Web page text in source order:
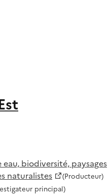
eau, biodiversité, paysages
naturalistes
(Producteur)
principal)